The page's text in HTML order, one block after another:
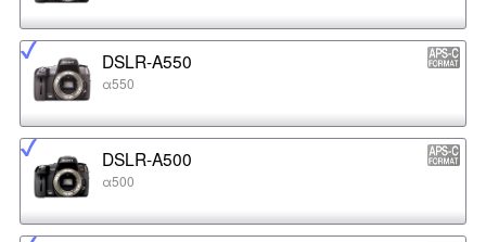
DSLR-A550
α550
DSLR-A500
α500